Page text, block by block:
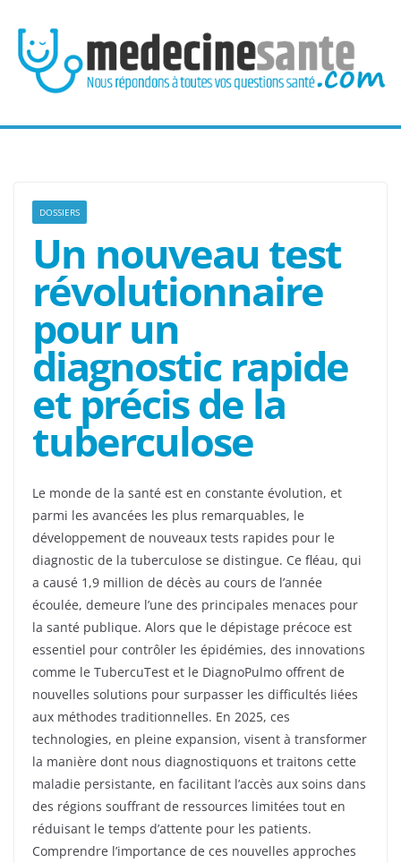
contenu
DOSSIERS
Un nouveau test
révolutionnaire
pour un
diagnostic rapide
et précis de la
tuberculose
Le monde de la santé est en constante évolution, et
parmi les avancées les plus remarquables, le
développement de nouveaux tests rapides pour le
diagnostic de la tuberculose se distingue. Ce fléau, qui
a causé 1,9 million de décès au cours de l’année
écoulée, demeure l’une des principales menaces pour
la santé publique. Alors que le dépistage précoce est
essentiel pour contrôler les épidémies, des innovations
comme le TubercuTest et le DiagnoPulmo offrent de
nouvelles solutions pour surpasser les difficultés liées
aux méthodes traditionnelles. En 2025, ces
technologies, en pleine expansion, visent à transformer
la manière dont nous diagnostiquons et traitons cette
maladie persistante, en facilitant l’accès aux soins dans
des régions souffrant de ressources limitées tout en
réduisant le temps d’attente pour les patients.
Comprendre l’importance de ces nouvelles approches